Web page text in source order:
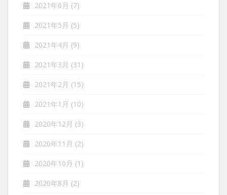
2021年6月 (7)
2021年5月 (5)
2021年4月 (9)
2021年3月 (31)
2021年2月 (15)
2021年1月 (10)
2020年12月 (3)
2020年11月 (2)
2020年10月 (1)
2020年8月 (2)